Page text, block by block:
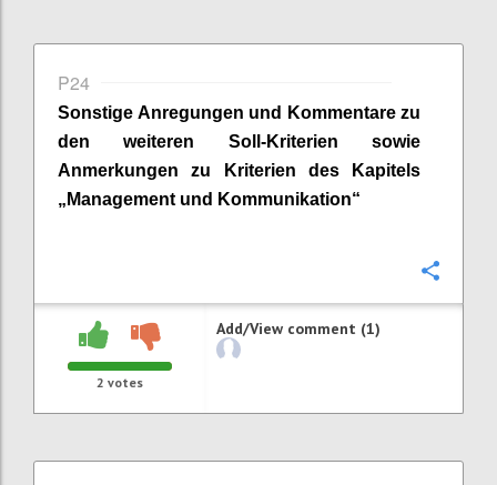
P24
Sonstige Anregungen und Kommentare zu
den weiteren Soll-Kriterien sowie
Anmerkungen zu Kriterien des Kapitels
„Management und Kommunikation“
2 votes
Add/View comment (1)